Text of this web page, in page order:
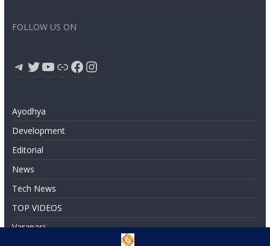
FOLLOW US ON
Telegram
Twitter
YouTube
LinkFacebook
Instagram
Ayodhya
Development
Editorial
News
Tech News
TOP VIDEOS
Varanasi